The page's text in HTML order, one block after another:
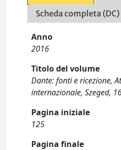
Scheda completa (DC)
Anno
2016
Titolo del volume
Dante: fonti e ricezione,
internazionale, Szeged,
Pagina iniziale
125
Pagina finale